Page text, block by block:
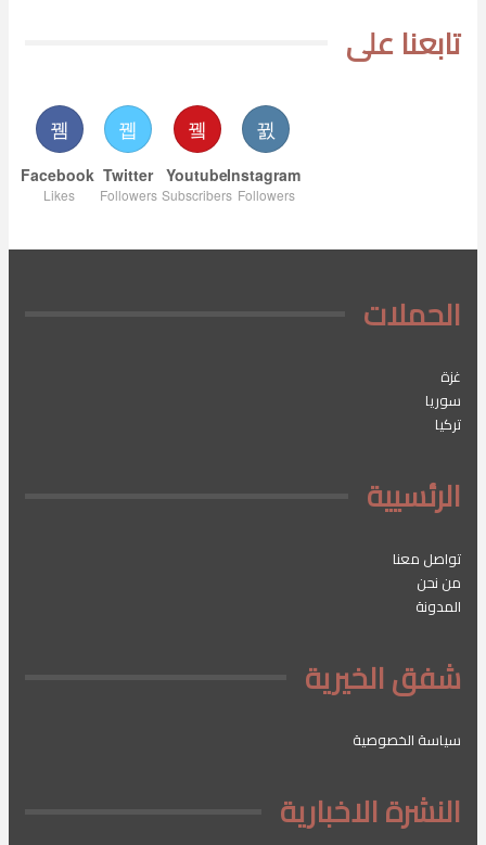
تابعنا على
Facebook
Likes
Twitter
Followers
Youtube
Subscribers
Instagram
Followers
الحملات
غزة
سوريا
تركيا
الرئسيية
تواصل معنا
من نحن
المدونة
شفق الخيرية
سياسة الخصوصية
النشرة الاخبارية